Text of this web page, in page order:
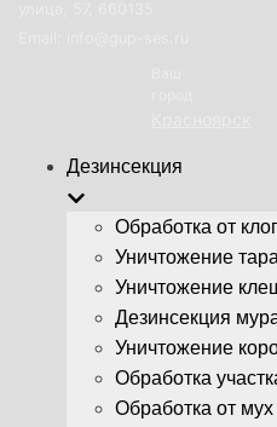
Дезинсекция
Обработка от
Уничтожение
Уничтожение
Дезинсекция
Уничтожение
Обработка
Обработка от мух